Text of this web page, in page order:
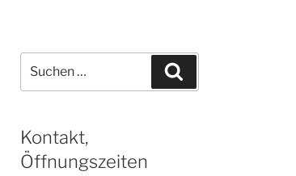
nach:
Kontakt,
Öffnungszeiten